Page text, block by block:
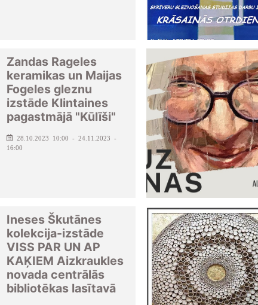
Zandas Rageles
keramikas un Maijas
Fogeles gleznu
izstāde Klintaines
pagastmājā "Kūlīši"
28.10.2023 10:00 - 24.11.2023 -
16:00
Ineses Škutānes
kolekcija-izstāde
VISS PAR UN AP
KAĶIEM Aizkraukles
novada centrālās
bibliotēkas lasītavā